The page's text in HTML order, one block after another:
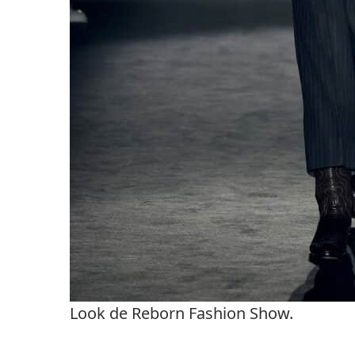
Look de Reborn Fashion Show.